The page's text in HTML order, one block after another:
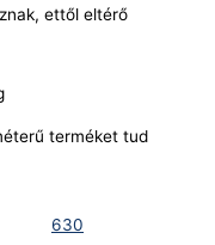
ettől eltérő
terméket tud
630